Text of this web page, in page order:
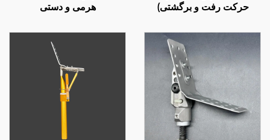
حرکت رفت و برگشتی)
هرمی و دستی